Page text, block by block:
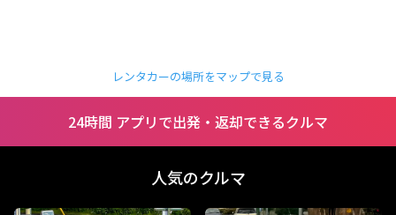
レンタカーの場所をマップで見る
24時間 アプリで出発・返却できるクルマ
人気のクルマ